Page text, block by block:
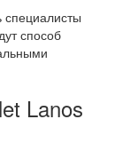
специалисты
способ
Lanos